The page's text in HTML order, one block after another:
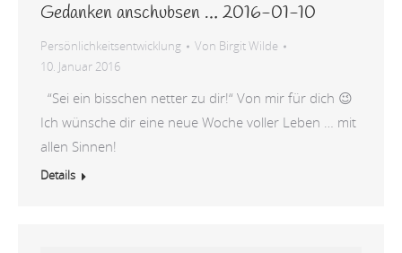
Gedanken anschubsen … 2016-01-10
Persönlichkeitsentwicklung Von Birgit Wilde
10. Januar 2016
“Sei ein bisschen netter zu dir!“ Von mir für dich 😉
Ich wünsche dir eine neue Woche voller Leben … mit
allen Sinnen!
Details